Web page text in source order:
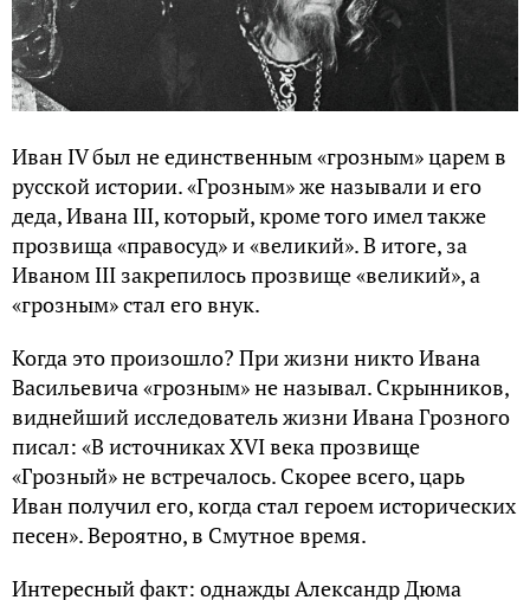
Иван IV был не единственным «грозным» царем в
русской истории. «Грозным» же называли и его
деда, Ивана III, который, кроме того имел также
прозвища «правосуд» и «великий». В итоге, за
Иваном III закрепилось прозвище «великий», а
«грозным» стал его внук.
Когда это произошло? При жизни никто Ивана
Васильевича «грозным» не называл. Скрынников,
виднейший исследователь жизни Ивана Грозного
писал: «В источниках XVI века прозвище
«Грозный» не встречалось. Скорее всего, царь
Иван получил его, когда стал героем исторических
песен». Вероятно, в Смутное время.
Интересный факт: однажды Александр Дюма